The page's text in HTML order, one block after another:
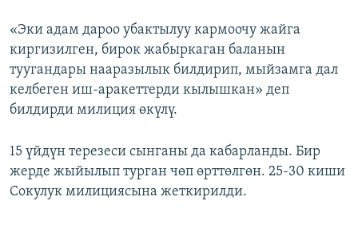
«Эки адам дароо убактылуу кармоочу жайга
киргизилген, бирок жабыркаган баланын
туугандары нааразылык билдирип, мыйзамга дал
келбеген иш-аракеттерди кылышкан» деп
билдирди милиция өкүлү.
15 үйдүн терезеси сынганы да кабарланды. Бир
жерде жыйылып турган чөп өрттөлгөн. 25-30 киши
Сокулук милициясына жеткирилди.